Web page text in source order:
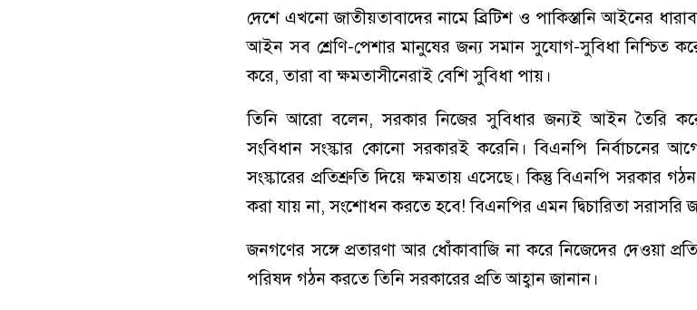
দেশে এখনো জাতীয়তাবাদের নামে ব্রিটিশ ও পাকিস্তানি আইনের
আইন সব শ্রেণি-পেশার মানুষের জন্য সমান সুযোগ-সুবিধা নিশ্চিত
করে, তারা বা ক্ষমতাসীনেরাই বেশি সুবিধা পায়।
তিনি আরো বলেন, সরকার নিজের সুবিধার জন্যই আইন তৈরি
সংবিধান সংস্কার কোনো সরকারই করেনি। বিএনপি নির্বাচনের
সংস্কারের প্রতিশ্রুতি দিয়ে ক্ষমতায় এসেছে। কিন্তু বিএনপি সরকার
করা যায় না, সংশোধন করতে হবে! বিএনপির এমন দ্বিচারিতা সরাসরি
জনগণের সঙ্গে প্রতারণা আর ধোঁকাবাজি না করে নিজেদের দেওয়া
পরিষদ গঠন করতে তিনি সরকারের প্রতি আহ্বান জানান।